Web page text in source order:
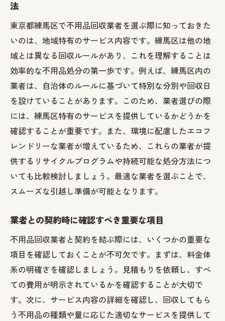
法
東京都練馬区で不用品回収業者を選ぶ際に知っておきた
いのは、地域特有のサービス内容です。練馬区は他の地
域とは異なる回収ルールがあり、これを理解することは
効率的な不用品処分の第一歩です。例えば、練馬区内の
業者は、自治体のルールに基づいて特別な分別や回収日
を設けていることがあります。このため、業者選びの際
には、練馬区特有のサービスを提供しているかどうかを
確認することが重要です。また、環境に配慮したエコフ
レンドリーな業者が増えているため、これらの業者が提
供するリサイクルプログラムや持続可能な処分方法につ
いても比較検討しましょう。最適な業者を選ぶことで、
スムーズな引越し準備が可能となります。
業者との契約時に確認すべき重要な項目
不用品回収業者と契約を結ぶ際には、いくつかの重要な
項目を確認しておくことが不可欠です。まずは、料金体
系の明確さを確認しましょう。見積もりを依頼し、すべ
ての費用が明示されているかを確認することが大切で
す。次に、サービス内容の詳細を確認し、回収してもら
う不用品の種類や量に応じた適切なサービスを提供して